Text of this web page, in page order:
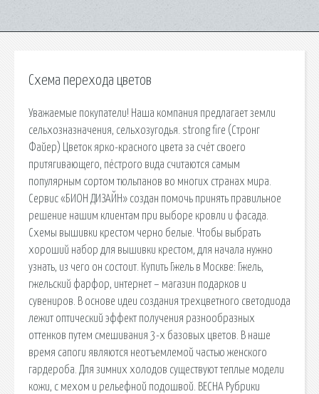
Схема перехода цветов
Уважаемые покупатели! Наша компания предлагает земли
сельхозназначения, сельхозугодья. strong fire (Стронг
Файер) Цветок ярко-красного цвета за счёт своего
притягивающего, пёстрого вида считаются самым
популярным сортом тюльпанов во многих странах мира.
Сервис «БИОН ДИЗАЙН» создан помочь принять правильное
решение нашим клиентам при выборе кровли и фасада.
Схемы вышивки крестом черно белые. Чтобы выбрать
хороший набор для вышивки крестом, для начала нужно
узнать, из чего он состоит. Купить Гжель в Москве: Гжель,
гжельский фарфор, интернет – магазин подарков и
сувениров. В основе идеи создания трехцветного светодиода
лежит оптический эффект получения разнообразных
оттенков путем смешивания 3-х базовых цветов. В наше
время сапоги являются неотъемлемой частью женского
гардероба. Для зимних холодов существуют теплые модели
кожи, с мехом и рельефной подошвой. ВЕСНА Рубрики